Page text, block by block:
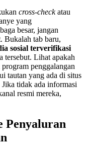
cross-checkatau
yang
besar, jangan
Bukalah tab baru,
sosial terverifikasi
tersebut. Lihat apakah
penggalangan
tautan yang ada di situs
tidak ada informasi
resmi mereka,
Penyaluran